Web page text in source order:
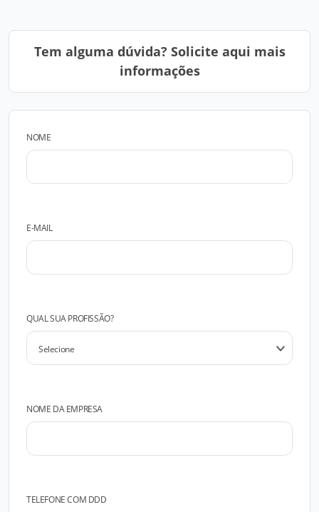
Tem alguma dúvida? Solicite aqui mais
informações
NOME
E-MAIL
QUAL SUA PROFISSÃO?
NOME DA EMPRESA
TELEFONE COM DDD